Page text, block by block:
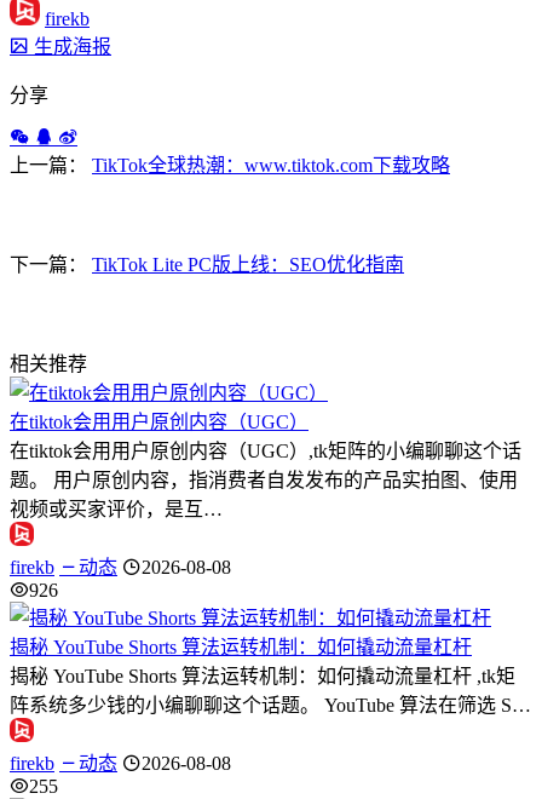
firekb
生成海报
分享
上一篇： TikTok全球热潮：www.tiktok.com下载攻略
下一篇： TikTok Lite PC版上线：SEO优化指南
相关推荐
在tiktok会用用户原创内容（UGC）
在tiktok会用用户原创内容（UGC）,tk矩阵的小编聊聊这个话
题。 用户原创内容，指消费者自发发布的产品实拍图、使用
视频或买家评价，是互…
firekb 动态
2026-08-08
926
揭秘 YouTube Shorts 算法运转机制：如何撬动流量杠杆
揭秘 YouTube Shorts 算法运转机制：如何撬动流量杠杆 ,tk矩
阵系统多少钱的小编聊聊这个话题。 YouTube 算法在筛选 S…
firekb 动态
2026-08-08
255